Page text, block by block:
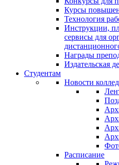
Курсы
Технология
Инструкции,
сервисы для
Награды
Издательская
Студентам
Новости
Расписание